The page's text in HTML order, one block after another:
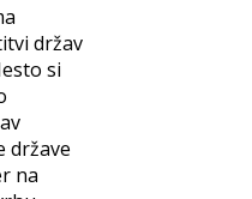
držav
si
države
na